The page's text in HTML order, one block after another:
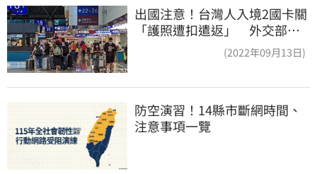
出國注意！台灣人入境2國卡關
「護照遭扣遣返」 外交部證
(2022年09月13日)
防空演習！14縣市斷網時間、
注意事項一覽